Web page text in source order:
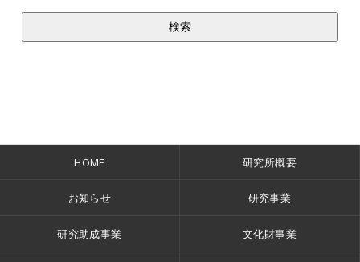
HOME 研究所概要
お知らせ 研究事業
研究助成事業 文化財事業